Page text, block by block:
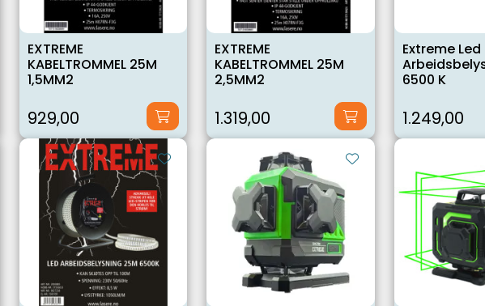
EXTREME
KABELTROMMEL 25M
1,5MM2
929,00
EXTREME
KABELTROMMEL 25M
2,5MM2
1.319,00
Extreme Led
6500 K
1.249,00